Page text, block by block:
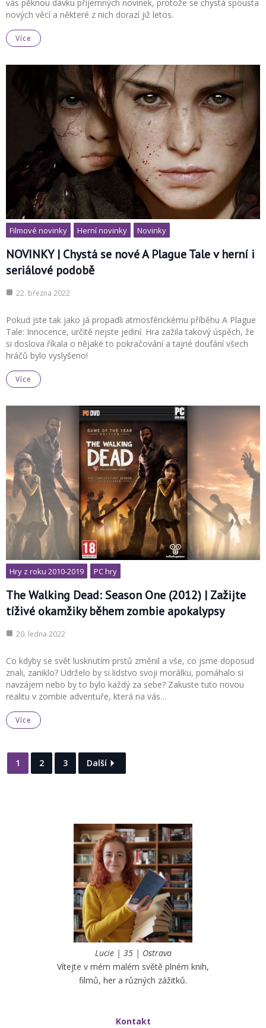
vás pěknou dávku příjemných novinek, protože se chystá spousta
nových věcí a některé z nich dorazí již letos.
Více
Filmové novinky Herní novinky Novinky
NOVINKY | Chystá se nové A Plague Tale v herní i
seriálové podobě
22. března 2022
Pokud jste tak jako já propadli atmosférickému příběhu A Plague
Tale: Innocence, určitě nejste jediní. Hra zažila takový úspěch, že
si doslova říkala o nějaké to pokračování a tajné doufání všech
hráčů bylo vyslyšeno!
Více
Hry z roku 2010-2019 PC hry
The Walking Dead: Season One (2012) | Zažijte
tíživé okamžiky během zombie apokalypsy
20. ledna 2022
Co kdyby se svět lusknutím prstů změnil a vše, co jsme doposud
znali, zaniklo? Udrželo by si lidstvo svoji morálku, pomáhalo si
navzájem nebo by to bylo každý za sebe? Zakuste tuto novou
realitu v zombie adventuře, která na vás…
Více
1 2 3 Další
Lucie | 35 | Ostrava
Vítejte v mém malém světě plném knih,
filmů, her a různých zážitků.
Kontakt